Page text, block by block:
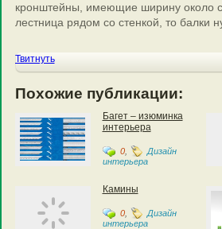
кронштейны, имеющие ширину около
лестница рядом со стенкой, то балки
Твитнуть
Похожие публикации:
Багет – изюминка
интерьера
0,
Дизайн
интерьера
Камины
0,
Дизайн
интерьера